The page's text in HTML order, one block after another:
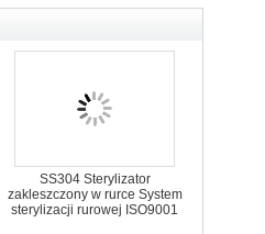
SS304 Sterylizator
zakleszczony w rurce System
sterylizacji rurowej ISO9001